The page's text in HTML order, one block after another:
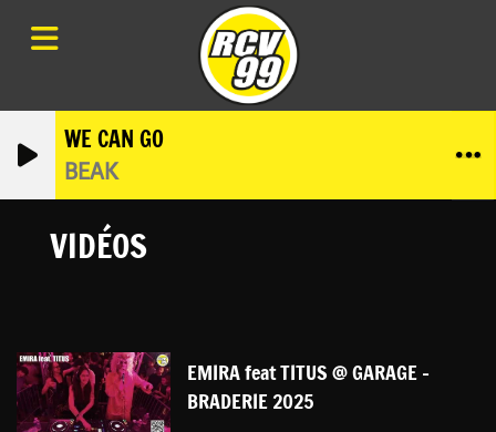
WE CAN GO
BEAK
VIDÉOS
EMIRA feat TITUS @ GARAGE -
BRADERIE 2025